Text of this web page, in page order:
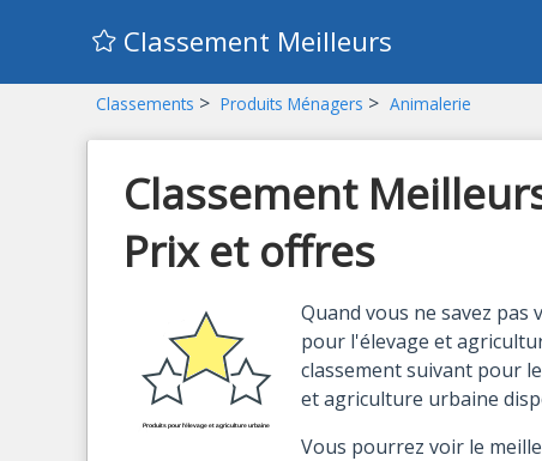
Classement Meilleurs
Classements > Produits Ménagers > Animalerie
Classement
Prix et offres
Quand vous ne savez pas
pour l'élevage et
classement suivant pour
et agriculture urbaine
Vous pourrez voir le